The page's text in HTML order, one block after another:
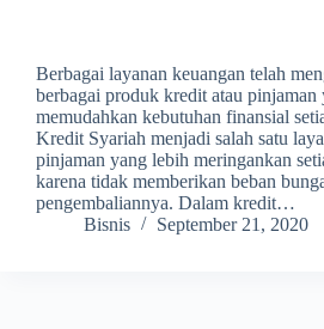
Berbagai layanan keuangan telah
berbagai produk kredit atau pinjaman
memudahkan kebutuhan finansial
Kredit Syariah menjadi salah satu
pinjaman yang lebih meringankan
karena tidak memberikan beban
pengembaliannya. Dalam kredit…
Bisnis
September 21, 2020